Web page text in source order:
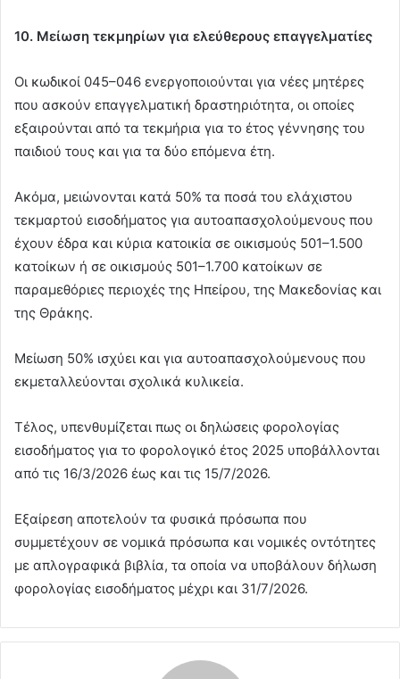
10. Μείωση τεκμηρίων για ελεύθερους επαγγελματίες
Οι κωδικοί 045–046 ενεργοποιούνται για νέες μητέρες
που ασκούν επαγγελματική δραστηριότητα, οι οποίες
εξαιρούνται από τα τεκμήρια για το έτος γέννησης του
παιδιού τους και για τα δύο επόμενα έτη.
Ακόμα, μειώνονται κατά 50% τα ποσά του ελάχιστου
τεκμαρτού εισοδήματος για αυτοαπασχολούμενους που
έχουν έδρα και κύρια κατοικία σε οικισμούς 501–1.500
κατοίκων ή σε οικισμούς 501–1.700 κατοίκων σε
παραμεθόριες περιοχές της Ηπείρου, της Μακεδονίας και
της Θράκης.
Μείωση 50% ισχύει και για αυτοαπασχολούμενους που
εκμεταλλεύονται σχολικά κυλικεία.
Τέλος, υπενθυμίζεται πως οι δηλώσεις φορολογίας
εισοδήματος για το φορολογικό έτος 2025 υποβάλλονται
από τις 16/3/2026 έως και τις 15/7/2026.
Εξαίρεση αποτελούν τα φυσικά πρόσωπα που
συμμετέχουν σε νομικά πρόσωπα και νομικές οντότητες
με απλογραφικά βιβλία, τα οποία να υποβάλουν δήλωση
φορολογίας εισοδήματος μέχρι και 31/7/2026.